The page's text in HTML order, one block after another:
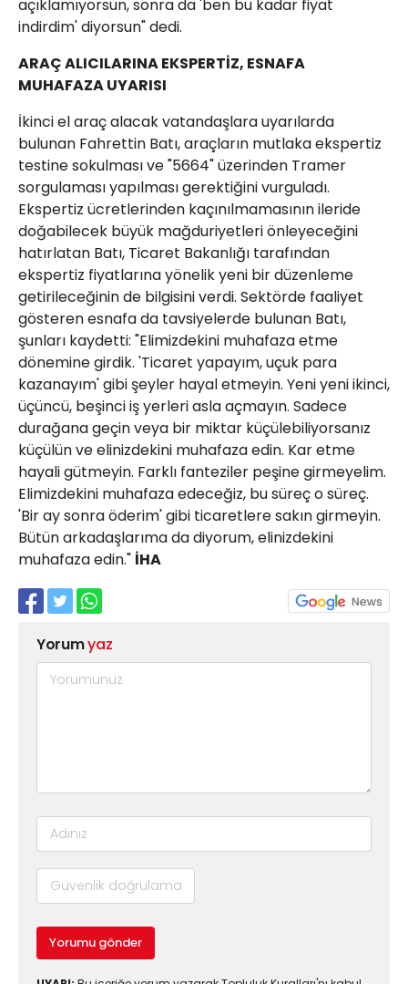
açıklamıyorsun, sonra da 'ben bu kadar fiyat
indirdim' diyorsun" dedi.
ARAÇ ALICILARINA EKSPERTİZ, ESNAFA
MUHAFAZA UYARISI
İkinci el araç alacak vatandaşlara uyarılarda
bulunan Fahrettin Batı, araçların mutlaka ekspertiz
testine sokulması ve "5664" üzerinden Tramer
sorgulaması yapılması gerektiğini vurguladı.
Ekspertiz ücretlerinden kaçınılmamasının ileride
doğabilecek büyük mağduriyetleri önleyeceğini
hatırlatan Batı, Ticaret Bakanlığı tarafından
ekspertiz fiyatlarına yönelik yeni bir düzenleme
getirileceğinin de bilgisini verdi. Sektörde faaliyet
gösteren esnafa da tavsiyelerde bulunan Batı,
şunları kaydetti: "Elimizdekini muhafaza etme
dönemine girdik. 'Ticaret yapayım, uçuk para
kazanayım' gibi şeyler hayal etmeyin. Yeni yeni ikinci,
üçüncü, beşinci iş yerleri asla açmayın. Sadece
durağana geçin veya bir miktar küçülebiliyorsanız
küçülün ve elinizdekini muhafaza edin. Kar etme
hayali gütmeyin. Farklı fanteziler peşine girmeyelim.
Elimizdekini muhafaza edeceğiz, bu süreç o süreç.
'Bir ay sonra öderim' gibi ticaretlere sakın girmeyin.
Bütün arkadaşlarıma da diyorum, elinizdekini
muhafaza edin." İHA
Yorumyaz
Yorumu gönder